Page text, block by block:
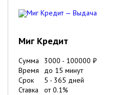
Миг Кредит
Сумма 3000 - 100000 ₽
Время
до 15 минут
Срок
5 - 365 дней
Ставка
от0.1%